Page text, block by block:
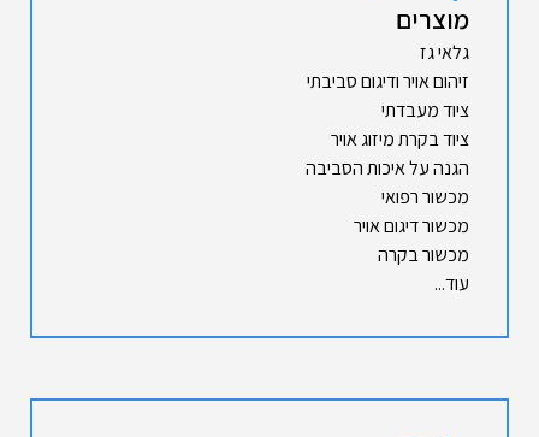
מוצרים
גלאי גז
זיהום אויר ודיגום סביבתי
ציוד מעבדתי
ציוד בקרת מיזוג אויר
הגנה על איכות הסביבה
מכשור רפואי
מכשור דיגום אויר
מכשור בקרה
עוד...